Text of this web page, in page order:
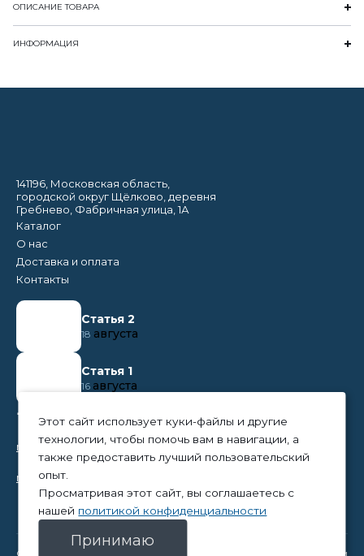
ОПИСАНИЕ ТОВАРА
ИНФОРМАЦИЯ
141196, Московская область,
городской округ Щёлково, деревня
Гребнево, Фабричная улица, 1А
Каталог
О нас
Доставка и оплата
Контакты
Статья 2
18 августа
Статья 1
16 августа
+7 (495) 374 50 95
nikita@tpc-everest.ru
natalia@tpc-everest.ru
© 2023 — TPC-Everest Политика конфиденциальности
Этот сайт использует куки-файлы и другие
технологии, чтобы помочь вам в навигации, а
также предоставить лучший пользовательский
опыт.
Просматривая этот сайт, вы соглашаетесь с
нашей политикой конфиденциальности
Принимаю